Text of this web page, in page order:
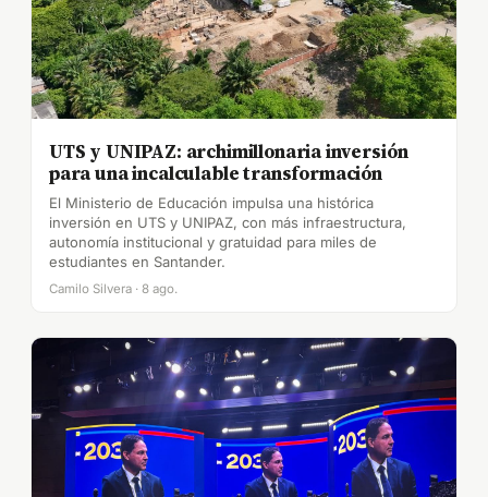
UTS y UNIPAZ: archimillonaria inversión
para una incalculable transformación
El Ministerio de Educación impulsa una histórica
inversión en UTS y UNIPAZ, con más infraestructura,
autonomía institucional y gratuidad para miles de
estudiantes en Santander.
Camilo Silvera · 8 ago.